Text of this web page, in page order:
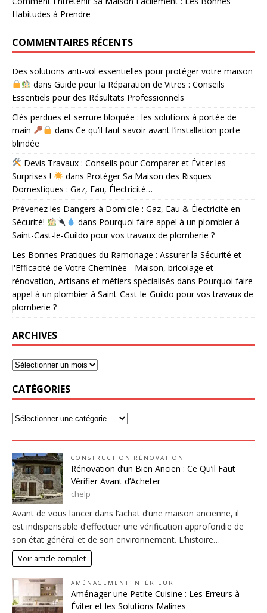
Habitudes à Prendre
COMMENTAIRES RÉCENTS
Des solutions anti-vol essentielles pour protéger votre maison
dans Guide pour la Réparation de Vitres : Conseils
Essentiels pour des Résultats Professionnels
Clés perdues et serrure bloquée : les solutions à portée de
main
dans Ce qu’il faut savoir avant l’installation porte
blindée
Devis Travaux : Conseils pour Comparer et Éviter les
Surprises !
dans Protéger Sa Maison des Risques
Domestiques : Gaz, Eau, Électricité…
Prévenez les Dangers à Domicile : Gaz, Eau & Électricité en
Sécurité!
dans Pourquoi faire appel à un plombier à
Saint-Cast-le-Guildo pour vos travaux de plomberie ?
Les Bonnes Pratiques du Ramonage : Assurer la Sécurité et
l'Efficacité de Votre Cheminée - Maison, bricolage et
rénovation, Artisans et métiers spécialisés dans Pourquoi faire
appel à un plombier à Saint-Cast-le-Guildo pour vos travaux de
plomberie ?
ARCHIVES
CATÉGORIES
CONSTRUCTION RÉNOVATION
Rénovation d’un Bien Ancien : Ce Qu’il Faut
Vérifier Avant d’Acheter
chelp
Avant de vous lancer dans l’achat d’une maison ancienne, il
est indispensable d’effectuer une vérification approfondie de
son état général et de son environnement. L’histoire…
Voir article complet
AMÉNAGEMENT INTÉRIEUR
Aménager une Petite Cuisine : Les Erreurs à
Éviter et les Solutions Malines